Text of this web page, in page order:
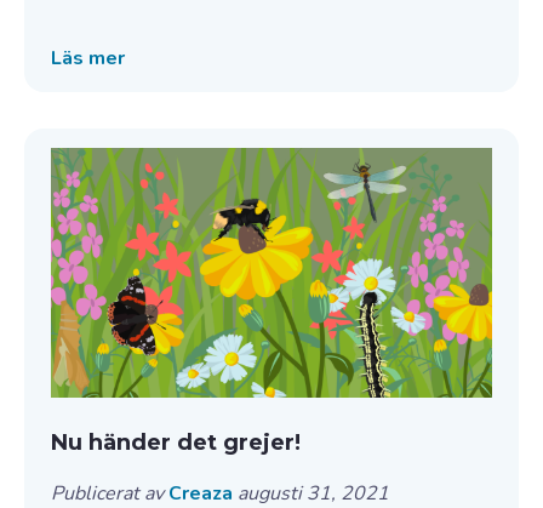
Läs mer
Nu händer det grejer!
Publicerat avCreaza augusti 31, 2021